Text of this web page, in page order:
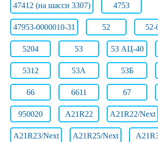
47412 (на шасси 3307) 4753
47953-0000010-31 52 52-
5204 53 53 АЦ-40
5312 53А 53Б
66 6611 67
950020 A21R22 A21R22/Next
A21R23/Next A21R25/Next